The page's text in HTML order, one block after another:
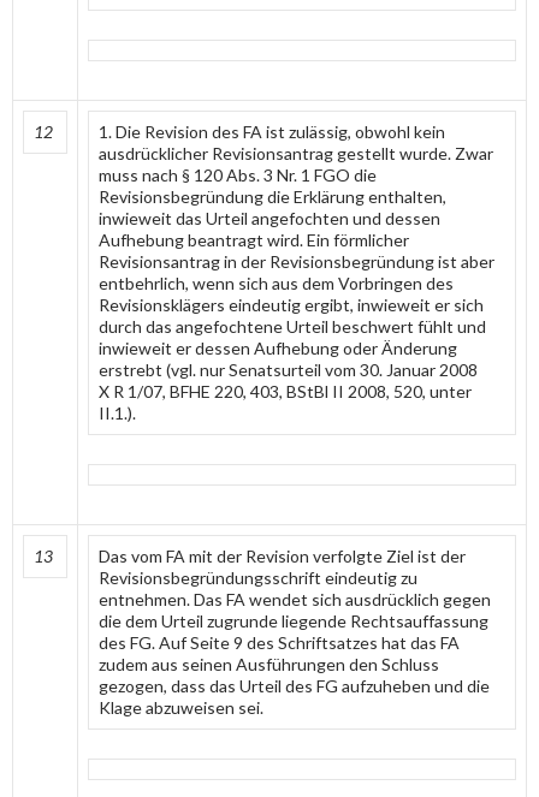
12
1. Die Revision des FA ist zulässig, obwohl kein
ausdrücklicher Revisionsantrag gestellt wurde. Zwar
muss nach § 120 Abs. 3 Nr. 1 FGO die
Revisionsbegründung die Erklärung enthalten,
inwieweit das Urteil angefochten und dessen
Aufhebung beantragt wird. Ein förmlicher
Revisionsantrag in der Revisionsbegründung ist aber
entbehrlich, wenn sich aus dem Vorbringen des
Revisionsklägers eindeutig ergibt, inwieweit er sich
durch das angefochtene Urteil beschwert fühlt und
inwieweit er dessen Aufhebung oder Änderung
erstrebt (vgl. nur Senatsurteil vom 30. Januar 2008
X R 1/07, BFHE 220, 403, BStBl II 2008, 520, unter
II.1.).
13
Das vom FA mit der Revision verfolgte Ziel ist der
Revisionsbegründungsschrift eindeutig zu
entnehmen. Das FA wendet sich ausdrücklich gegen
die dem Urteil zugrunde liegende Rechtsauffassung
des FG. Auf Seite 9 des Schriftsatzes hat das FA
zudem aus seinen Ausführungen den Schluss
gezogen, dass das Urteil des FG aufzuheben und die
Klage abzuweisen sei.